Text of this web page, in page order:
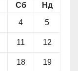
Сб Нд
4 5
11 12
18 19